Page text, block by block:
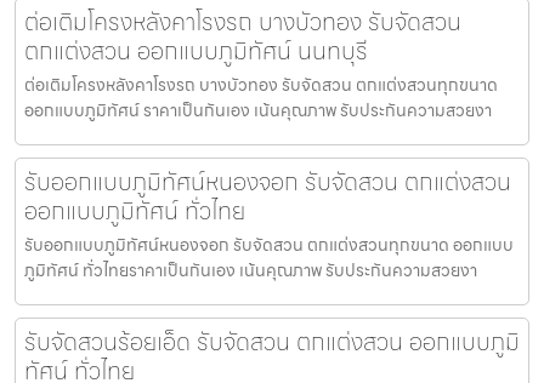
ต่อเติมโครงหลังคาโรงรถ บางบัวทอง รับจัดสวน
ตกแต่งสวน ออกแบบภูมิทัศน์ นนทบุรี
ต่อเติมโครงหลังคาโรงรถ บางบัวทอง รับจัดสวน ตกแต่งสวนทุกขนาด
ออกแบบภูมิทัศน์ ราคาเป็นกันเอง เน้นคุณภาพ รับประกันความสวยงา
รับออกแบบภูมิทัศน์หนองจอก รับจัดสวน ตกแต่งสวน
ออกแบบภูมิทัศน์ ทั่วไทย
รับออกแบบภูมิทัศน์หนองจอก รับจัดสวน ตกแต่งสวนทุกขนาด ออกแบบ
ภูมิทัศน์ ทั่วไทยราคาเป็นกันเอง เน้นคุณภาพ รับประกันความสวยงา
รับจัดสวนร้อยเอ็ด รับจัดสวน ตกแต่งสวน ออกแบบภูมิ
ทัศน์ ทั่วไทย